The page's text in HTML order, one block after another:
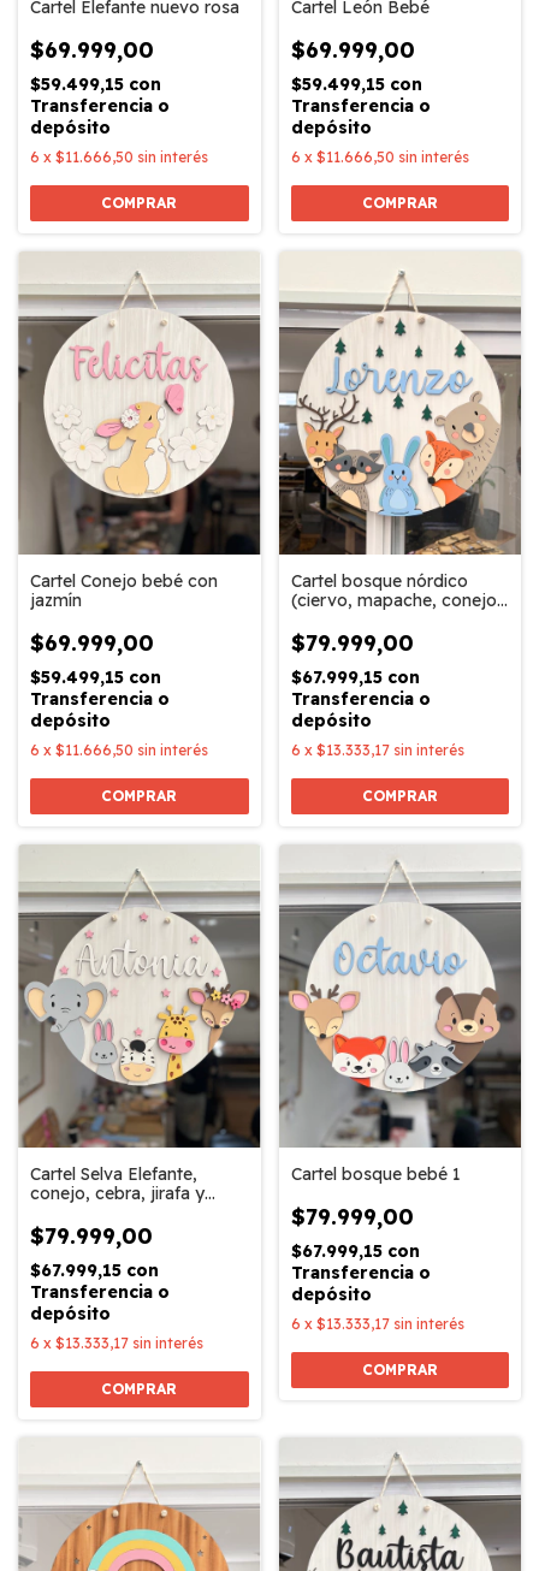
Cartel Elefante nuevo rosa
$69.999,00
$59.499,15 con
Transferencia o
depósito
6 x $11.666,50 sin interés
COMPRAR
Cartel León Bebé
$69.999,00
$59.499,15 con
Transferencia o
depósito
6 x $11.666,50 sin interés
COMPRAR
Cartel Conejo bebé con
jazmín
$69.999,00
$59.499,15 con
Transferencia o
depósito
6 x $11.666,50 sin interés
COMPRAR
Cartel bosque nórdico
(ciervo, mapache, conejo,
$79.999,00
$67.999,15 con
Transferencia o
depósito
6 x $13.333,17 sin interés
COMPRAR
Cartel Selva Elefante,
conejo, cebra, jirafa y
veteado
$79.999,00
$67.999,15 con
Transferencia o
depósito
6 x $13.333,17 sin interés
COMPRAR
Cartel bosque bebé 1
$79.999,00
$67.999,15 con
Transferencia o
depósito
6 x $13.333,17 sin interés
COMPRAR